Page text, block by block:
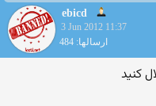
ebicd
3 Jun 2012 11:37
ارسالها: 484